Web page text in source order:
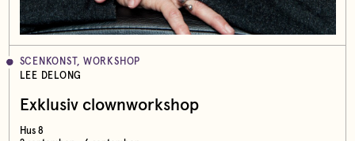
SCENKONST, WORKSHOP
LEE DELONG
Exklusiv clownworkshop
Hus 8